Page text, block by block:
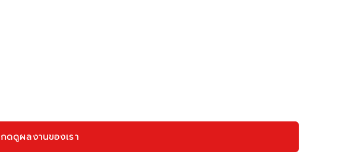
กดดูผลงานของเรา